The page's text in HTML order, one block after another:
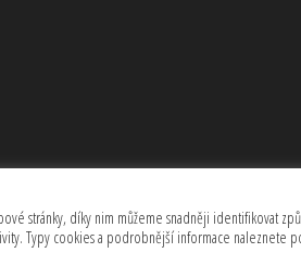
Copyrights © 2026
stránky, díky nim můžeme snadněji identifikovat
Typy cookies a podrobnější informace naleznete